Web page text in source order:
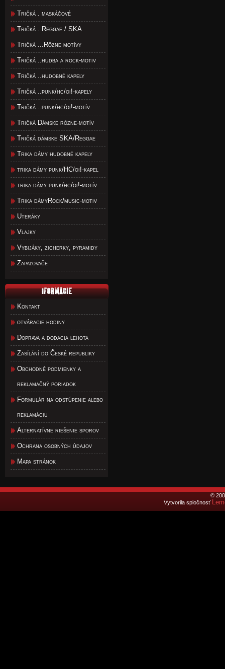
Tričká . maskáčové
Tričká . Reggae / SKA
Tričká ...Rôzne motívy
Tričká ..hudba a rock-motiv
Tričká ..hudobné kapely
Tričká ..punk/hc/oi!-kapely
Tričká ..punk/hc/oi!-motív
Tričká Dámske rôzne-motív
Tričká dámske SKA/Reggae
Trika dámy hudobné kapely
trika dámy punk/HC/oi!-kapel
trika dámy punk/hc/oi!-motív
Trika dámyRock/music-motiv
Uteráky
Vlajky
Vybijáky, zicherky, pyramidy
Zapaľovače
Kontakt
otváracie hodiny
Doprava a dodacia lehota
Zasílání do České republiky
Obchodné podmienky a
reklamačný poriadok
Formulár na odstúpenie alebo
reklamáciu
Alternatívne riešenie sporov
Ochrana osobných údajov
Mapa stránok
©
Vytvorila spločnosť